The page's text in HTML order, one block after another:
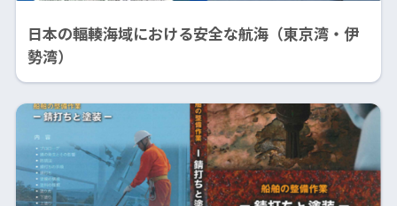
日本の輻輳海域における安全な航海（東京湾・伊
勢湾）